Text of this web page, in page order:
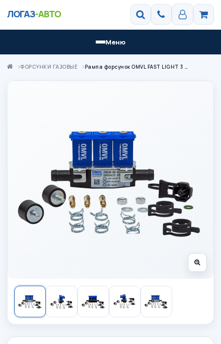
ЛОГАЗ-АВТО
Меню
ФОРСУНКИ ГАЗОВЫЕ Рампа форсунок OMVL FAST LIGHT 3 цил./3 Ом